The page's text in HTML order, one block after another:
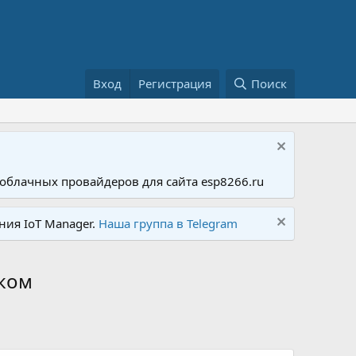
Вход Регистрация Поиск
провайдеров для сайта esp8266.ru
IoT Manager. Наша группа в Telegram